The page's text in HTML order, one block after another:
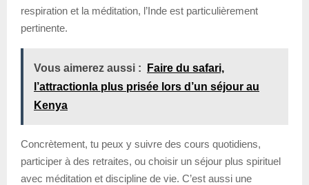
respiration et la méditation, l’Inde est particulièrement
pertinente.
Vous aimerez aussi :
Faire du safari,
l’attractionla plus prisée lors d’un séjour au
Kenya
Concrètement, tu peux y suivre des cours quotidiens,
participer à des retraites, ou choisir un séjour plus spirituel
avec méditation et discipline de vie. C’est aussi une